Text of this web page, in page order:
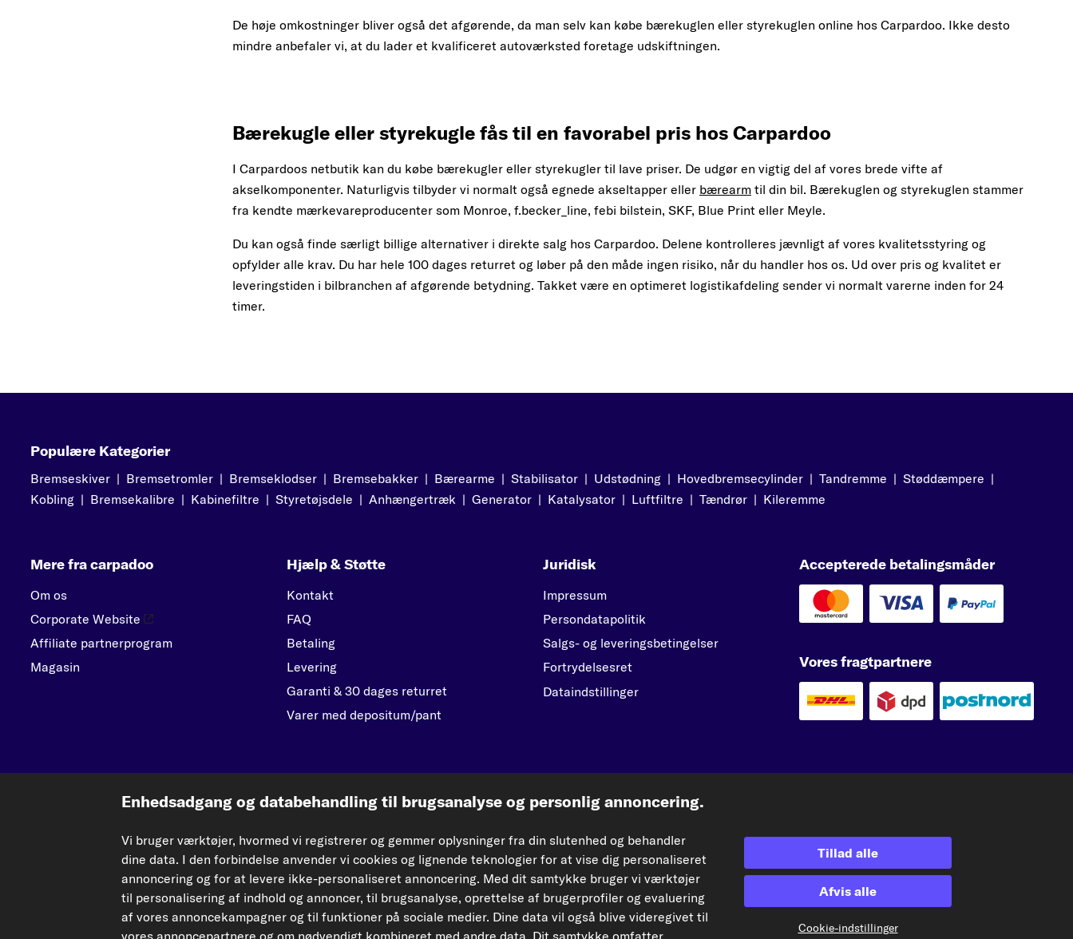
De høje omkostninger bliver også det afgørende, da man selv kan købe bærekuglen eller styrekuglen online hos Carpardoo. Ikke desto
mindre anbefaler vi, at du lader et kvalificeret autoværksted foretage udskiftningen.
Bærekugle eller styrekugle fås til en favorabel pris hos Carpardoo
I Carpardoos netbutik kan du købe bærekugler eller styrekugler til lave priser. De udgør en vigtig del af vores brede vifte af
akselkomponenter. Naturligvis tilbyder vi normalt også egnede akseltapper eller bærearm til din bil. Bærekuglen og styrekuglen stammer
fra kendte mærkevareproducenter som Monroe, f.becker_line, febi bilstein, SKF, Blue Print eller Meyle.
Du kan også finde særligt billige alternativer i direkte salg hos Carpardoo. Delene kontrolleres jævnligt af vores kvalitetsstyring og
opfylder alle krav. Du har hele 100 dages returret og løber på den måde ingen risiko, når du handler hos os. Ud over pris og kvalitet er
leveringstiden i bilbranchen af afgørende betydning. Takket være en optimeret logistikafdeling sender vi normalt varerne inden for 24
timer.
Populære Kategorier
Bremseskiver | Bremsetromler | Bremseklodser | Bremsebakker | Bærearme | Stabilisator | Udstødning | Hovedbremsecylinder | Tandremme | Støddæmpere |
Kobling | Bremsekalibre | Kabinefiltre | Styretøjsdele | Anhængertræk | Generator | Katalysator | Luftfiltre | Tændrør | Kileremme
Mere fra carpadoo
Om os
Corporate Website
Affiliate partnerprogram
Magasin
Hjælp & Støtte
Kontakt
FAQ
Betaling
Levering
Garanti & 30 dages returret
Varer med depositum/pant
Juridisk
Impressum
Persondatapolitik
Salgs- og leveringsbetingelser
Fortrydelsesret
Dataindstillinger
Accepterede betalingsmåder
Vores fragtpartnere
De data, der præsenteres her, især hele databasen, må ikke gengives. Gengivelse og distribution af data og database uden forudgående samtykke fra TecAlliance og/eller involvering af tredjeparter i sådanne aktiviteter er strengt forbudt.
Enhver uautoriseret brug af indhold udgør en krænkelse af ophavsretten og kan resultere i retssager.
Tilbagekaldelse af aftalen
© 2026 carpardoo – Alle rettigheder forbeholdes.
Enhedsadgang og databehandling til brugsanalyse og personlig annoncering.
Vi bruger værktøjer, hvormed vi registrerer og gemmer oplysninger fra din slutenhed og behandler
dine data. I den forbindelse anvender vi cookies og lignende teknologier for at vise dig personaliseret
annoncering og for at levere ikke-personaliseret annoncering. Med dit samtykke bruger vi værktøjer
til personalisering af indhold og annoncer, til brugsanalyse, oprettelse af brugerprofiler og evaluering
af vores annoncekampagner og til funktioner på sociale medier. Dine data vil også blive videregivet til
vores annoncepartnere og om nødvendigt kombineret med andre data. Dit samtykke omfatter
Tillad alle
Afvis alle
Cookie-indstillinger